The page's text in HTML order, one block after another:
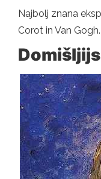
Najbolj znana
Corot in Van Gogh.